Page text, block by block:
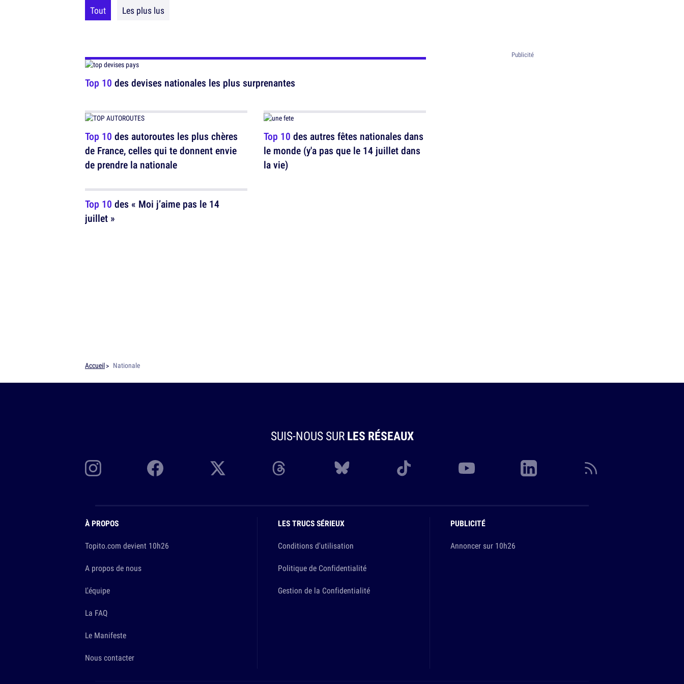
Tout Les plus lus
Top 10 des devises nationales les plus surprenantes
Top 10 des autoroutes les plus chères
de France, celles qui te donnent envie
de prendre la nationale
Top 10 des « Moi j’aime pas le 14
juillet »
Top 10 des autres fêtes nationales dans
le monde (y'a pas que le 14 juillet dans
la vie)
Accueil Nationale
SUIS-NOUS SURLES RÉSEAUX
À PROPOS
Topito.com devient 10h26
A propos de nous
L'équipe
La FAQ
Le Manifeste
Nous contacter
LES TRUCS SÉRIEUX
Conditions d'utilisation
Politique de Confidentialité
Gestion de la Confidentialité
PUBLICITÉ
Annoncer sur 10h26